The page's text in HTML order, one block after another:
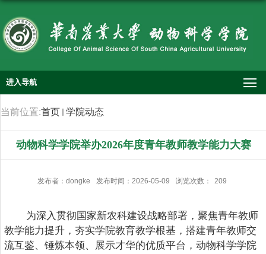
进入导航
当前位置:首页 学院动态
动物科学学院举办2026年度青年教师教学能力大赛
发布者：dongke 发布时间：2026-05-09 浏览次数： 209
为深入贯彻国家新农科建设战略部署，聚焦青年教师
教学能力提升，夯实学院教育教学根基，搭建青年教师交
流互鉴、锤炼本领、展示才华的优质平台， 动物科学学院